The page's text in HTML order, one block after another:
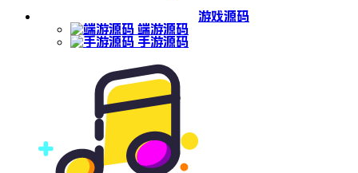
游戏源码
端游源码
手游源码